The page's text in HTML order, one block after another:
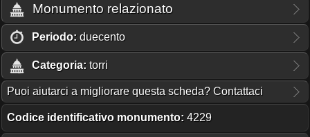
Monumento relazionato
Periodo: duecento
Categoria: torri
Puoi aiutarci a migliorare questa scheda? Contattaci
Codice identificativo monumento: 4229